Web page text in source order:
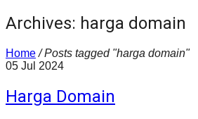
Archives: harga domain
Home / Posts tagged "harga domain"
05 Jul 2024
Harga Domain